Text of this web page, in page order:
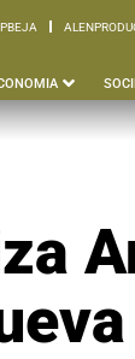
IPBEJA